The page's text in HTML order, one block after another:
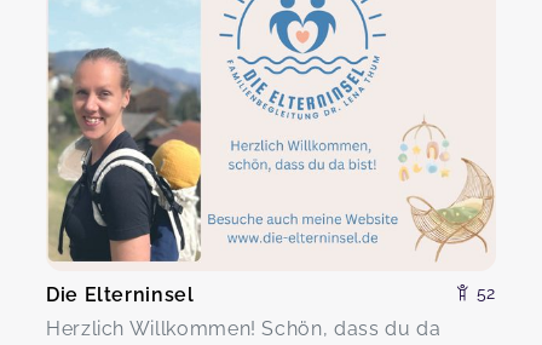
Die Elterninsel 52
Herzlich Willkommen! Schön, dass du da